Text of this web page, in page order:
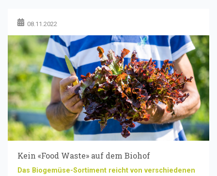
08.11.2022
Kein «Food Waste» auf dem Biohof
Das Biogemüse-Sortiment reicht von verschiedenen